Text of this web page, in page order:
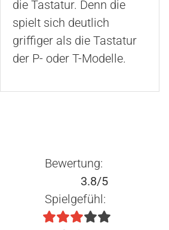
die Tastatur. Denn die
spielt sich deutlich
griffiger als die Tastatur
der P- oder T-Modelle.
Bewertung:
3.8/5
Spielgefühl: